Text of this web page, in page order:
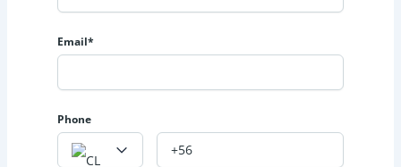
Email*
Phone